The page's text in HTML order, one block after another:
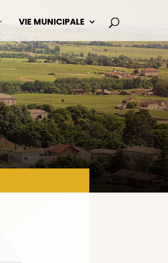
VIE MUNICIPALE